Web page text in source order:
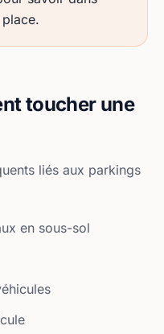
toucher une
liés aux parkings
en sous-sol